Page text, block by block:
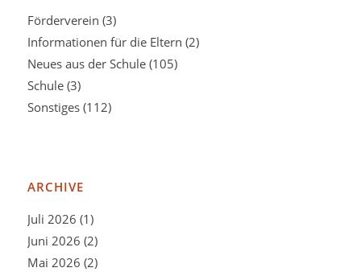
Förderverein (3)
Informationen für die Eltern (2)
Neues aus der Schule(105)
Schule(3)
Sonstiges(112)
ARCHIVE
Juli 2026 (1)
Juni 2026 (2)
Mai 2026 (2)